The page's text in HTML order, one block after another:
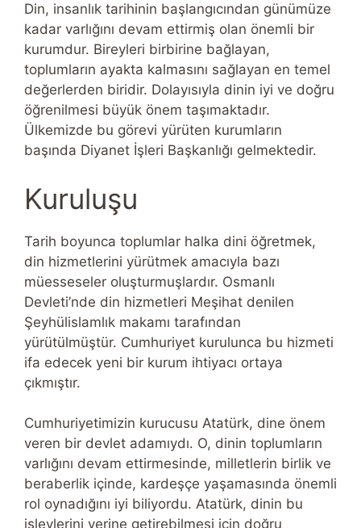
Din, insanlık tarihinin başlangıcından günümüze
kadar varlığını devam ettirmiş olan önemli bir
kurumdur. Bireyleri birbirine bağlayan,
toplumların ayakta kalmasını sağlayan en temel
değerlerden biridir. Dolayısıyla dinin iyi ve doğru
öğrenilmesi büyük önem taşımaktadır.
Ülkemizde bu görevi yürüten kurumların
başında Diyanet İşleri Başkanlığı gelmektedir.
Kuruluşu
Tarih boyunca toplumlar halka dini öğretmek,
din hizmetlerini yürütmek amacıyla bazı
müesseseler oluşturmuşlardır. Osmanlı
Devleti’nde din hizmetleri Meşihat denilen
Şeyhülislamlık makamı tarafından
yürütülmüştür. Cumhuriyet kurulunca bu hizmeti
ifa edecek yeni bir kurum ihtiyacı ortaya
çıkmıştır.
Cumhuriyetimizin kurucusu Atatürk, dine önem
veren bir devlet adamıydı. O, dinin toplumların
varlığını devam ettirmesinde, milletlerin birlik ve
beraberlik içinde, kardeşçe yaşamasında önemli
rol oynadığını iyi biliyordu. Atatürk, dinin bu
işlevlerini yerine getirebilmesi için doğru